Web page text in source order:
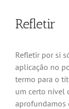
Refletir
Refletir por si
aplicação no
termo para o
um certo nível
aprofundamos